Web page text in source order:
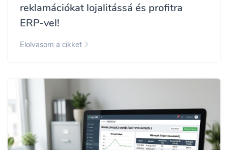
reklamációkat lojalitássá és profitra
ERP-vel!
Elolvasom a cikket